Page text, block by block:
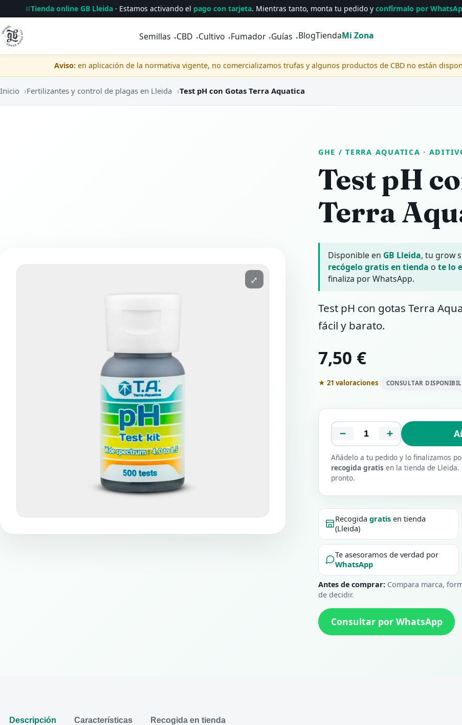
🛒Tienda online GB Lleida· Estamos activando el pago con tarjeta. Mientras tanto, monta tu pedido y confírmalo por
Semillas ▾CBD ▾Cultivo ▾Fumador ▾Guías ▾BlogTiendaMi Zona
Aviso:en aplicación de la normativa vigente, no comercializamos trufas y algunos productos de CBD no están
Inicio ›Fertilizantes y control de plagas en Lleida ›Test pH con Gotas Terra Aquatica
⤢
GHE / TERRA AQUATICA ·
Test pH
Terra
Disponible en GB Lleida, tu grow
recógelo gratis en tienda o te lo
finaliza por WhatsApp.
Test pH con gotas Terra
fácil y barato.
7,50 €
★ 21 valoraciones CONSULTAR
− +
Añádelo a tu pedido y lo finalizamos
recogida gratis en la tienda de
pronto.
Recogidagratis en tienda
(Lleida)
Te asesoramos de verdad por
WhatsApp
Antes de comprar: Compara marca,
de decidir.
Consultar por WhatsApp
Descripción Características Recogida en tienda